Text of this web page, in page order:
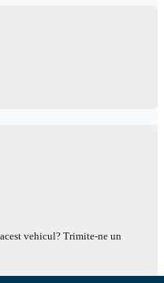
vehicul? Trimite-ne un